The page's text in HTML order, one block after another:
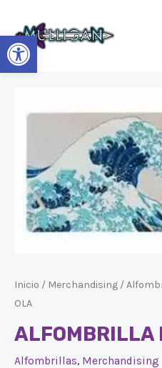
Abrir barra de herramientas
contenido
Inicio / Merchandising /
OLA
ALFOMBRILLA
Alfombrillas, Merchandising